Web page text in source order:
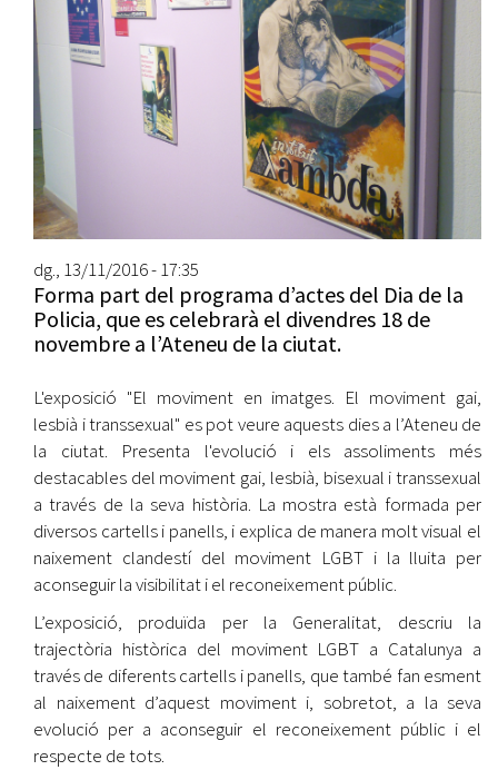
dg., 13/11/2016 - 17:35
Forma part del programa d’actes del Dia de la
Policia, que es celebrarà el divendres 18 de
novembre a l’Ateneu de la ciutat.
L'exposició "El moviment en imatges. El moviment gai,
lesbià i transsexual" es pot veure aquests dies a l’Ateneu de
la ciutat. Presenta l'evolució i els assoliments més
destacables del moviment gai, lesbià, bisexual i transsexual
a través de la seva història. La mostra està formada per
diversos cartells i panells, i explica de manera molt visual el
naixement clandestí del moviment LGBT i la lluita per
aconseguir la visibilitat i el reconeixement públic.
L’exposició, produïda per la Generalitat, descriu la
trajectòria històrica del moviment LGBT a Catalunya a
través de diferents cartells i panells, que també fan esment
al naixement d’aquest moviment i, sobretot, a la seva
evolució per a aconseguir el reconeixement públic i el
respecte de tots.